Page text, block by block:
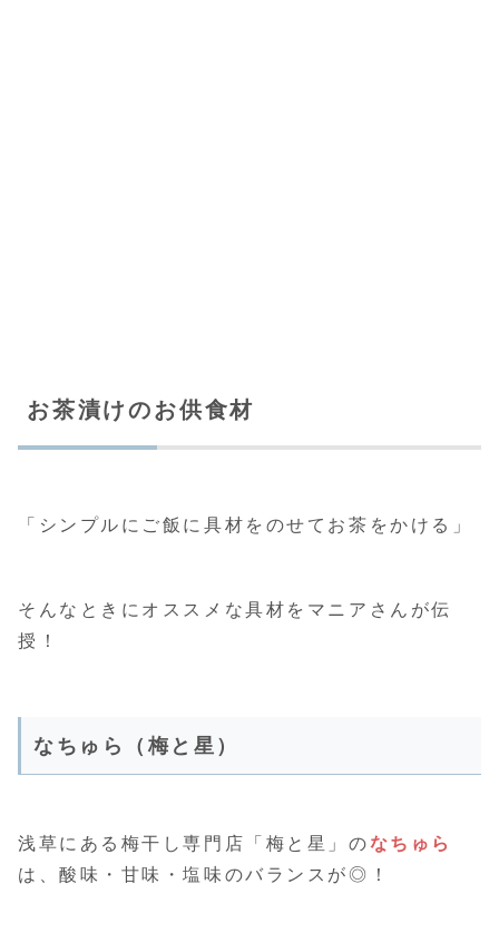
お茶漬けのお供食材
「シンプルにご飯に具材をのせてお茶をかける」
そんなときにオススメな具材をマニアさんが伝
授！
なちゅら（梅と星）
浅草にある梅干し専門店「梅と星」のなちゅら
は、酸味・甘味・塩味のバランスが◎！